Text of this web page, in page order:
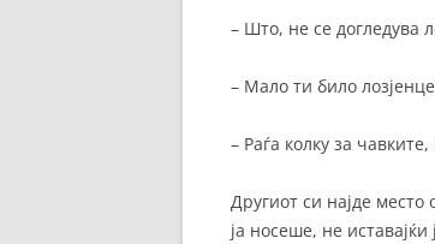
– Што, не се догледува
– Мало ти било
– Раѓа колку за чавките,
Другиот си најде место
ја носеше, не